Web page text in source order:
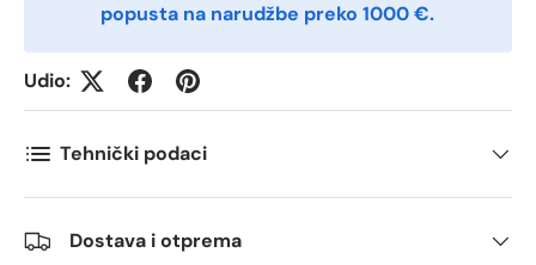
Antall *
Kommentarer
popusta na narudžbe preko 1000 €.
Udio:
Tehnički podaci
Dostava i otprema